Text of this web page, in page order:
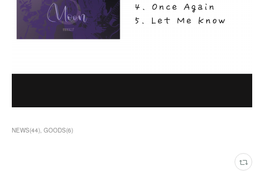
NEWS(44) GOODS(6)